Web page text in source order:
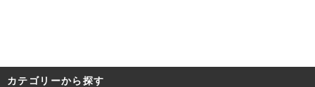
カテゴリーから探す